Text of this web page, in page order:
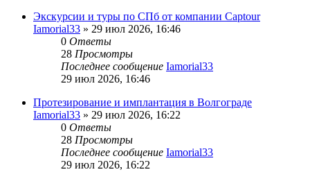
Экскурсии и туры по СПб от компании Captour
Iamorial33 » 29 июл 2026, 16:46
0 Ответы
28 Просмотры
Последнее сообщение Iamorial33
29 июл 2026, 16:46
Протезирование и имплантация в Волгограде
Iamorial33 » 29 июл 2026, 16:22
0 Ответы
28 Просмотры
Последнее сообщение Iamorial33
29 июл 2026, 16:22